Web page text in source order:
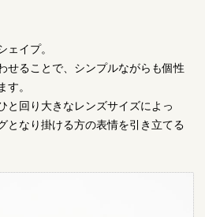
ェイプ。
せることで、シンプルながらも個性
す。
と回り大きなレンズサイズによっ
となり掛ける方の表情を引き立てる